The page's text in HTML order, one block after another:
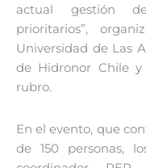
actual gestión
prioritarios”,
Universidad de Las
de Hidronor Chile y
rubro.
En el evento, que
de 150 personas,